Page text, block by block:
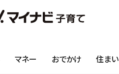
マネー おでかけ 住まい